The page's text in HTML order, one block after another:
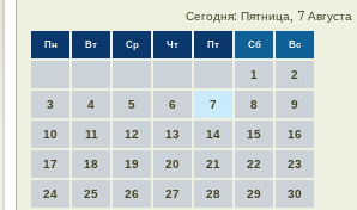
Сегодня: Пятница, 7 Августа
Пн Вт Ср Чт Пт Сб Вс
1 2
3 4 5 6 7 8 9
10 11 12 13 14 15 16
17 18 19 20 21 22 23
24 25 26 27 28 29 30